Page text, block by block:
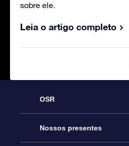
sobre ele.
Leia o artigo completo
OSR
Serviço
Nossos presentes